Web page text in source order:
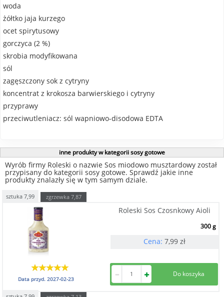
woda
żółtko jaja kurzego
ocet spirytusowy
gorczyca (2 %)
skrobia modyfikowana
sól
zagęszczony sok z cytryny
koncentrat z krokosza barwierskiego i cytryny
przyprawy
przeciwutleniacz: sól wapniowo-disodowa EDTA
inne produkty w kategorii sosy gotowe
Wyrób firmy Roleski o nazwie Sos miodowo musztardowy został
przypisany do kategorii sosy gotowe. Sprawdź jakie inne
produkty znalazły się w tym samym dziale.
sztuka 7,99 zgrzewka 7,87
Roleski Sos Czosnkowy Aioli
300 g
Cena: 7,99 zł
Data przyd.2027-02-23